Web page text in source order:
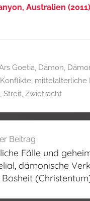
Australien (2011)
Goetia, Dämon,
Konflikte, mittelalterliche
, Streit, Zwietracht
Beitrag
Fälle und
dämonische